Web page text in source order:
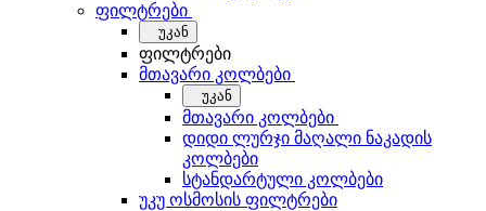
ფილტრები
უკან
ფილტრები
მთავარი კოლბები
უკან
მთავარი კოლბები
დიდი ლურჯი მაღალი ნაკადის
კოლბები
სტანდარტული კოლბები
უკუ ოსმოსის ფილტრები